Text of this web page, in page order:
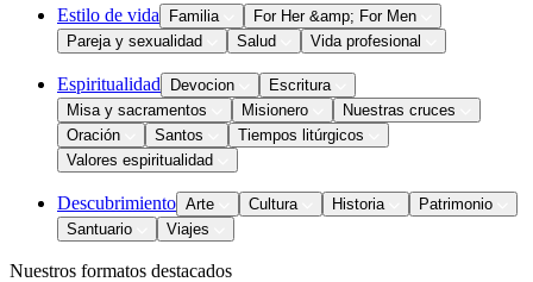
Estilo de vida Familia
For Her &amp; For Men
Pareja y sexualidad
Salud Vida profesional
Espiritualidad Devocion
Escritura
Misa y sacramentos
Misionero
Nuestras cruces
Oración
Santos
Tiempos litúrgicos
Valores espiritualidad
Descubrimiento Arte Cultura Historia
Patrimonio
Santuario
Viajes
Nuestros formatos destacados